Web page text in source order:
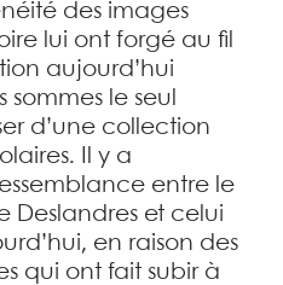
des images
lui ont forgé au fil
aujourd’hui
le seul
d’une collection
Il y a
entre le
Deslandres et celui
en raison des
qui ont fait subir à